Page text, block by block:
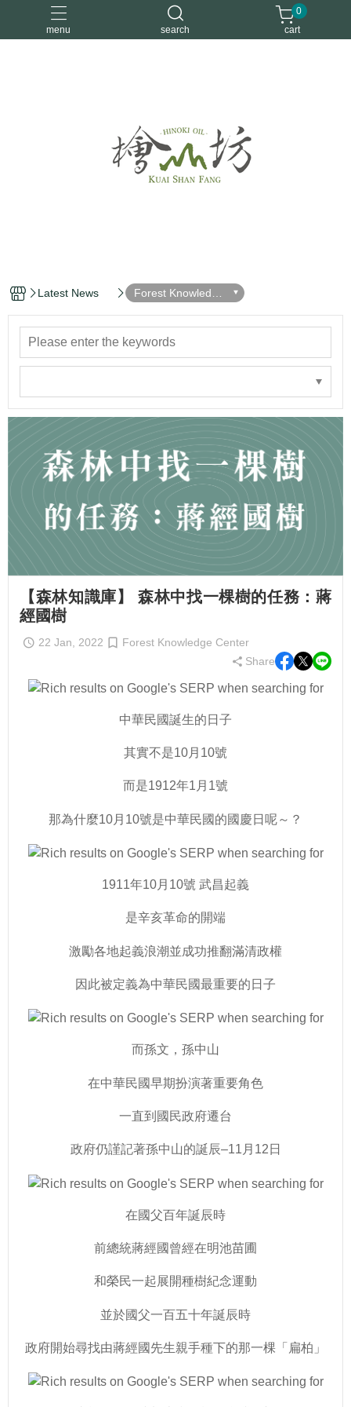
menu search
0
cart
Latest News
Forest Knowledge
Center
【森林知識庫】 森林中找一棵樹的任務：蔣
經國樹
22 Jan, 2022
Forest Knowledge Center
Share
中華民國誕生的日子
其實不是10月10號
而是1912年1月1號
那為什麼10月10號是中華民國的國慶日呢～？
1911年10月10號 武昌起義
是辛亥革命的開端
激勵各地起義浪潮並成功推翻滿清政權
因此被定義為中華民國最重要的日子
而孫文，孫中山
在中華民國早期扮演著重要角色
一直到國民政府遷台
政府仍謹記著孫中山的誕辰–11月12日
在國父百年誕辰時
前總統蔣經國曾經在明池苗圃
和榮民一起展開種樹紀念運動
並於國父一百五十年誕辰時
政府開始尋找由蔣經國先生親手種下的那一棵「扁柏」